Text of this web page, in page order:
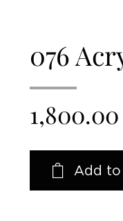
076
1,800.00
Add